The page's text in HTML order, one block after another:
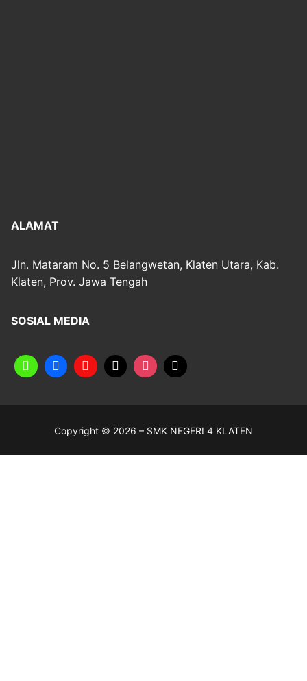
ALAMAT
Jln. Mataram No. 5 Belangwetan, Klaten Utara, Kab.
Klaten, Prov. Jawa Tengah
SOSIAL MEDIA
Copyright © 2026 – SMK NEGERI 4 KLATEN